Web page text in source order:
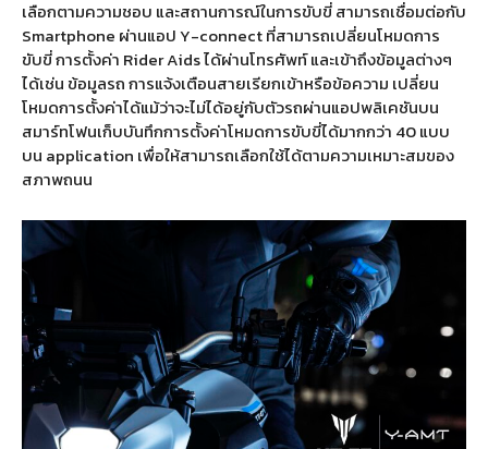
เลือกตามความชอบ และสถานการณ์ในการขับขี่ สามารถเชื่อมต่อกับ
Smartphone ผ่านแอปY-connectที่สามารถเปลี่ยนโหมดการ
ขับขี่ การตั้งค่า Rider Aidsได้ผ่านโทรศัพท์ และเข้าถึงข้อมูลต่างๆ
ได้เช่น ข้อมูลรถ การแจ้งเตือนสายเรียกเข้าหรือข้อความ เปลี่ยน
โหมดการตั้งค่าได้แม้ว่าจะไม่ได้อยู่กับตัวรถผ่านแอปพลิเคชันบน
สมาร์ทโฟนเก็บบันทึกการตั้งค่าโหมดการขับขี่ได้มากกว่า 40แบบ
บน application เพื่อให้สามารถเลือกใช้ได้ตามความเหมาะสมของ
สภาพถนน